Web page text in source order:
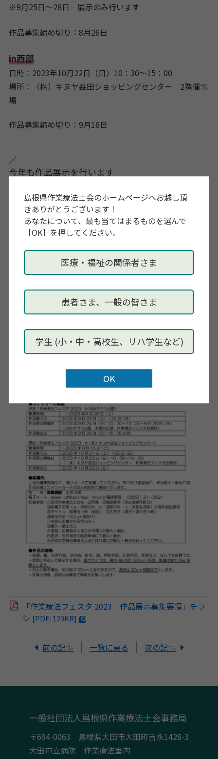
島根県作業療法士会のホームページへお越し頂
きありがとうございます！
あなたについて、最も当てはまるものを選んで
［OK］を押してください。
医療・福祉の関係者さま
患者さま、一般の皆さま
学生 (小・中・高校生、リハ学生など)
※9月25日～28日 展示のみ行います
作品募集締め切り：8月26日
in西部
日時：2023年10月22日（日）10：30～15：00
場所：（株）キヌヤ益田ショッピングセンター 2階催事
場
作品募集締め切り：9月16日
／
今年も作品展示を行います
ぜひ、この機会をご活用いただき、作業療法の形が多く
の方の目に触れ、作業療法の波及効果として当事者の社
会参加の一助となれば幸いです。準備の関係上、募集期
間を設けています。募集要項を確認の上、ご応募下さ
い。
多くの施設さまのご応募をお待ちしています！
「作業療法フェスタ 2023 作品展示募集要項」チラ
シ [PDF: 123KB]
前の記事 一覧に戻る 次の記事
一般社団法人島根県作業療法士会事務局
〒694-0063 島根県大田市大田町吉永1428-3
大田市立病院 作業療法室内